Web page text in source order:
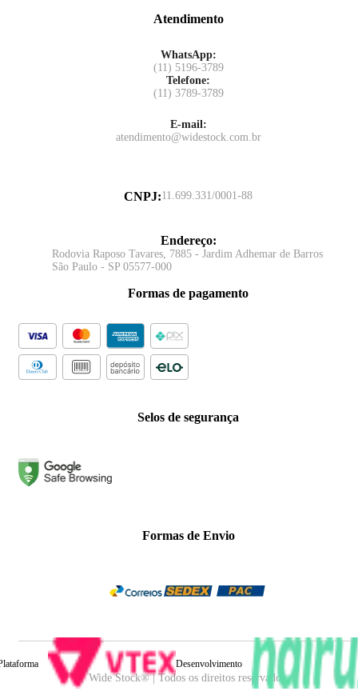
Atendimento
WhatsApp:
(11) 5196-3789
Telefone:
(11) 3789-3789
E-mail:
atendimento@widestock.com.br
CNPJ:11.699.331/0001-88
Endereço:
Rodovia Raposo Tavares, 7885 - Jardim Adhemar de Barros
São Paulo - SP 05577-000
Formas de pagamento
Selos de segurança
Formas de Envio
Wide Stock® | Todos os direitos reservados.
Desenvolvimento